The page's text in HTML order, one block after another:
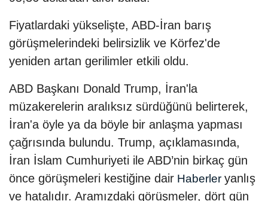
Fiyatlardaki yükselişte, ABD-İran barış
görüşmelerindeki belirsizlik ve Körfez'de
yeniden artan gerilimler etkili oldu.
ABD Başkanı Donald Trump, İran'la
müzakerelerin aralıksız sürdüğünü belirterek,
İran'a öyle ya da böyle bir anlaşma yapması
çağrısında bulundu. Trump, açıklamasında,
İran İslam Cumhuriyeti ile ABD’nin birkaç gün
önce görüşmeleri kestiğine dair Haberler yanlış
ve hatalıdır. Aramızdaki görüşmeler, dört gün